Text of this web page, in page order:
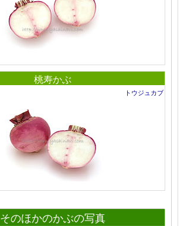
桃寿かぶ
トウジュカブ
そのほかのかぶの写真